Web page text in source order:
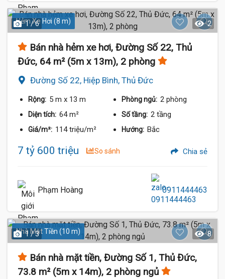
Hẻm Xe Hơi (8 m)
1 / 6 2
Bán nhà hẻm xe hơi, Đường Số 22, Thủ
Đức, 64 m² (5m x 13m), 2 phòng
Đường Số 22, Hiệp Bình, Thủ Đức
Rộng: 5 m x 13 m Phòng ngủ: 2 phòng
Diện tích: 64 m² Số tầng: 2 tầng
Giá/m²: 114 triệu/m² Hướng: Bắc
7 tỷ 600 triệu So sánh Chia sẻ
Phạm Hoàng 0911444463
Nhà Mặt Tiền (10 m)
1 / 3 8
Bán nhà mặt tiền, Đường Số 1, Thủ Đức,
73.8 m² (5m x 14m), 2 phòng ngủ